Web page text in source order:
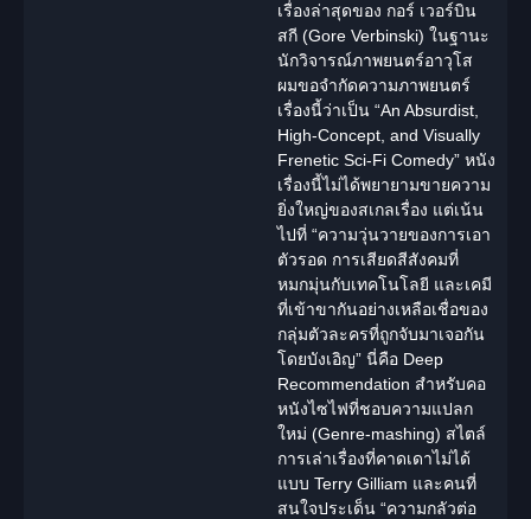
เรื่องล่าสุดของ กอร์ เวอร์บิน
สกี (Gore Verbinski) ในฐานะ
นักวิจารณ์ภาพยนตร์อาวุโส
ผมขอจำกัดความภาพยนตร์
เรื่องนี้ว่าเป็น “An Absurdist,
High-Concept, and Visually
Frenetic Sci-Fi Comedy” หนัง
เรื่องนี้ไม่ได้พยายามขายความ
ยิ่งใหญ่ของสเกลเรื่อง แต่เน้น
ไปที่ “ความวุ่นวายของการเอา
ตัวรอด การเสียดสีสังคมที่
หมกมุ่นกับเทคโนโลยี และเคมี
ที่เข้าขากันอย่างเหลือเชื่อของ
กลุ่มตัวละครที่ถูกจับมาเจอกัน
โดยบังเอิญ” นี่คือ Deep
Recommendation สำหรับคอ
หนังไซไฟที่ชอบความแปลก
ใหม่ (Genre-mashing) สไตล์
การเล่าเรื่องที่คาดเดาไม่ได้
แบบ Terry Gilliam และคนที่
สนใจประเด็น “ความกลัวต่อ